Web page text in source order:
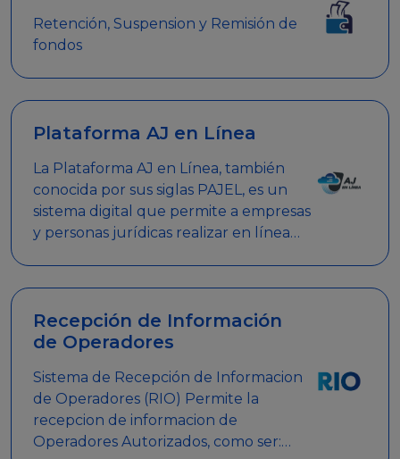
Retención, Suspension y Remisión de
fondos
Plataforma AJ en Línea
La Plataforma AJ en Línea, también
conocida por sus siglas PAJEL, es un
sistema digital que permite a empresas
y personas jurídicas realizar en línea
Recepción de Información
de Operadores
Sistema de Recepción de Informacion
de Operadores (RIO) Permite la
recepcion de informacion de
Operadores Autorizados, como ser: